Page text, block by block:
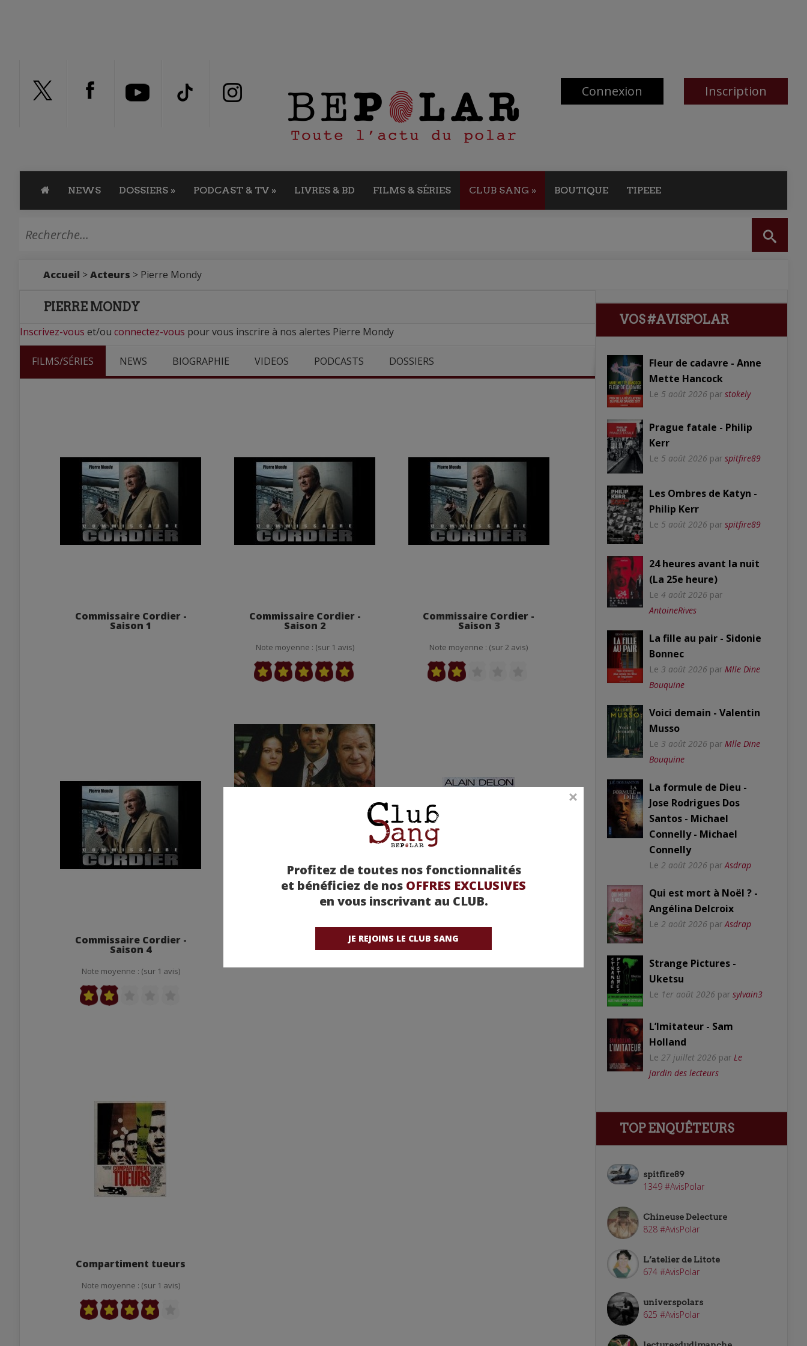
Connexion Inscription
NEWS DOSSIERS » PODCAST & TV » LIVRES & BD FILMS & SÉRIES CLUB SANG » BOUTIQUE TIPEEE
Profitez de toutes nos fonctionnalités
et bénéficiez de nos OFFRES EXCLUSIVES
en vous inscrivant au CLUB.
JE REJOINS LE CLUB SANG
Accueil >Acteurs > Pierre Mondy
PIERRE MONDY
Inscrivez-vous et/ou connectez-vous pour vous inscrire à nos alertes Pierre Mondy
FILMS/SÉRIES NEWS BIOGRAPHIE VIDEOS PODCASTS DOSSIERS
Commissaire Cordier -
Saison 1
Commissaire Cordier -
Saison 2
Note moyenne : (sur 1 avis)
Commissaire Cordier -
Saison 3
Note moyenne : (sur 2 avis)
Commissaire Cordier -
Saison 4
Note moyenne : (sur 1 avis)
Les Cordier, juge et flic -
Saison 1
Le battant
Compartiment tueurs
Note moyenne : (sur 1 avis)
VOS #AVISPOLAR
Fleur de cadavre - Anne
Mette Hancock
Le 5 août 2026 par stokely
Prague fatale - Philip
Kerr
Le 5 août 2026 par spitfire89
Les Ombres de Katyn -
Philip Kerr
Le 5 août 2026 par spitfire89
24 heures avant la nuit
(La 25e heure)
Le 4 août 2026 par
AntoineRives
La fille au pair - Sidonie
Bonnec
Le 3 août 2026 par Mlle Dine
Bouquine
Voici demain - Valentin
Musso
Le 3 août 2026 par Mlle Dine
Bouquine
La formule de Dieu -
Jose Rodrigues Dos
Santos - Michael
Connelly - Michael
Connelly
Le 2 août 2026 par Asdrap
Qui est mort à Noël ? -
Angélina Delcroix
Le 2 août 2026 par Asdrap
Strange Pictures -
Uketsu
Le 1er août 2026 par sylvain3
L’Imitateur - Sam
Holland
Le 27 juillet 2026 par Le
jardin des lecteurs
TOP ENQUÊTEURS
spitfire89
1349 #AvisPolar
Chineuse Delecture
828 #AvisPolar
L’atelier de Litote
674 #AvisPolar
universpolars
625 #AvisPolar